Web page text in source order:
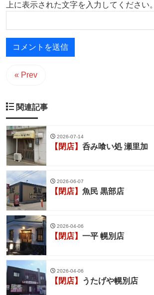
上に表示された文字を入力してください。
« Prev
関連記事
2026-07-14
【閉店】 呑み喰い処 瀬里加
2026-06-07
【閉店】 魚民 黒部店
2026-04-06
【閉店】 一平 幌別店
2026-04-06
【閉店】 うたげや幌別店